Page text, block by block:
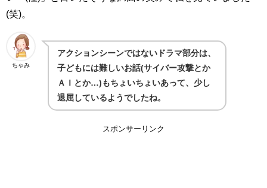
(笑)。
ちゃみ
アクションシーンではないドラマ部分は、
子どもには難しいお話(サイバー攻撃とか
ＡＩとか…)もちょいちょいあって、少し
退屈しているようでしたね。
スポンサーリンク